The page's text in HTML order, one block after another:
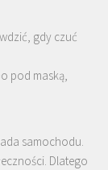
gdy czuć
pod maską,
samochodu.
Dlatego